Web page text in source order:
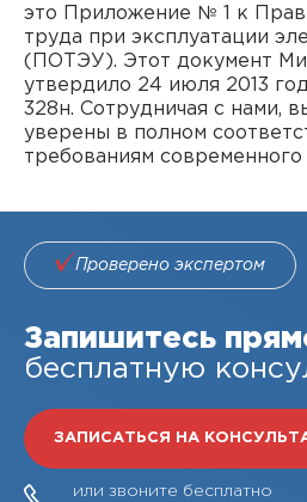
это Приложение № 1 к
труда при эксплуатации
(ПОТЭУ). Этот документ
утвердило 24 июля 2013
328н. Сотрудничая с нами,
уверены в полном
требованиям современного
Проверено экспертом
Запишитесь
бесплатную
ЗАПИСАТЬСЯ НА
или звоните бесплатно